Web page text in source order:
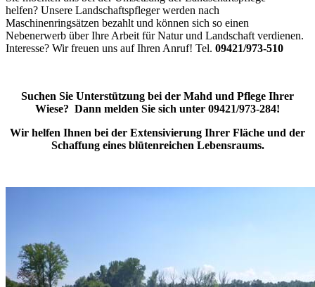
helfen? Unsere Landschaftspfleger werden nach
Maschinenringsätzen bezahlt und können sich so einen
Nebenerwerb über Ihre Arbeit für Natur und Landschaft verdienen.
Interesse? Wir freuen uns auf Ihren Anruf! Tel. 09421/973-510
Suchen Sie Unterstützung bei der Mahd und Pflege Ihrer
Wiese? Dann melden Sie sich unter 09421/973-284!
Wir helfen Ihnen bei der Extensivierung Ihrer Fläche und der
Schaffung eines blütenreichen Lebensraums.